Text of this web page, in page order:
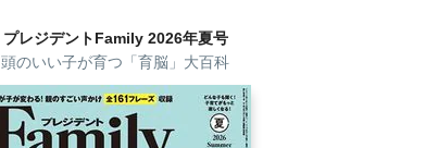
プレジデントFamily 2026年夏号
頭のいい子が育つ「育脳」大百科